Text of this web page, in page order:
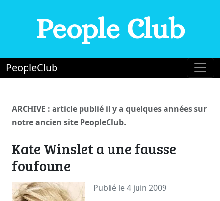
People Club
PeopleClub
ARCHIVE : article publié il y a quelques années sur
notre ancien site PeopleClub.
Kate Winslet a une fausse
foufoune
Publié le 4 juin 2009